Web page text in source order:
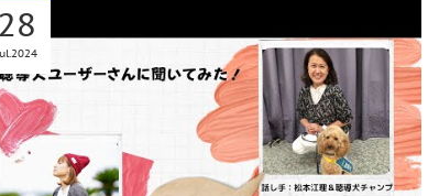
28
2024